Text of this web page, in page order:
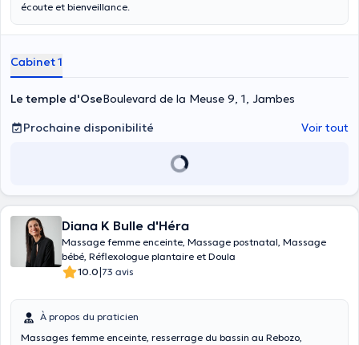
écoute et bienveillance.
Cabinet 1
Le temple d'OseBoulevard de la Meuse 9, 1, Jambes
Prochaine disponibilité
Voir tout
Diana K Bulle d'Héra
Massage femme enceinte, Massage postnatal, Massage
bébé, Réflexologue plantaire et Doula
10.0|73 avis
À propos du praticien
Massages femme enceinte, resserrage du bassin au Rebozo,